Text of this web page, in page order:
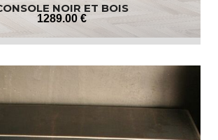
NOIR ET BOIS
1289.00 €